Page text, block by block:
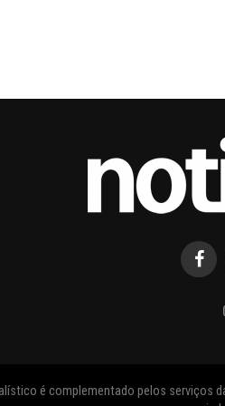
é complementado pelos serviços